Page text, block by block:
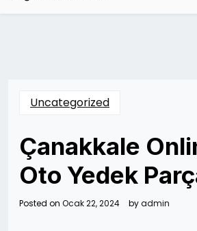
Uncategorized
Çanakkale
Oto Yedek
Posted on Ocak 22, 2024 byadmin